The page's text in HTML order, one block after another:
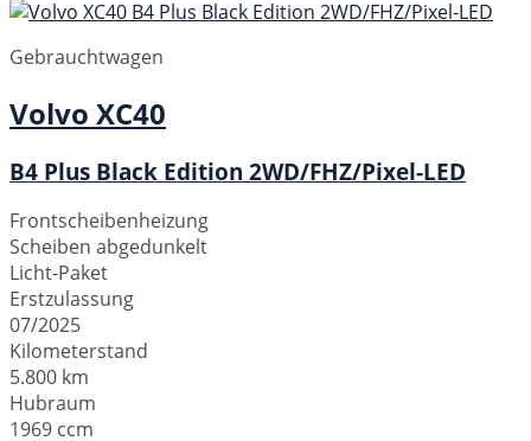
Gebrauchtwagen
Volvo XC40
B4 Plus Black Edition 2WD/FHZ/Pixel-LED
Frontscheibenheizung
Scheiben abgedunkelt
Licht-Paket
Erstzulassung
07/2025
Kilometerstand
5.800 km
Hubraum
1969 ccm